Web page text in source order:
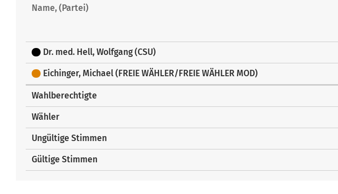
Name, (Partei)
Dr. med. Hell, Wolfgang (CSU)
Eichinger, Michael (FREIE WÄHLER/FREIE WÄHLER MOD)
Wahlberechtigte
Wähler
Ungültige Stimmen
Gültige Stimmen